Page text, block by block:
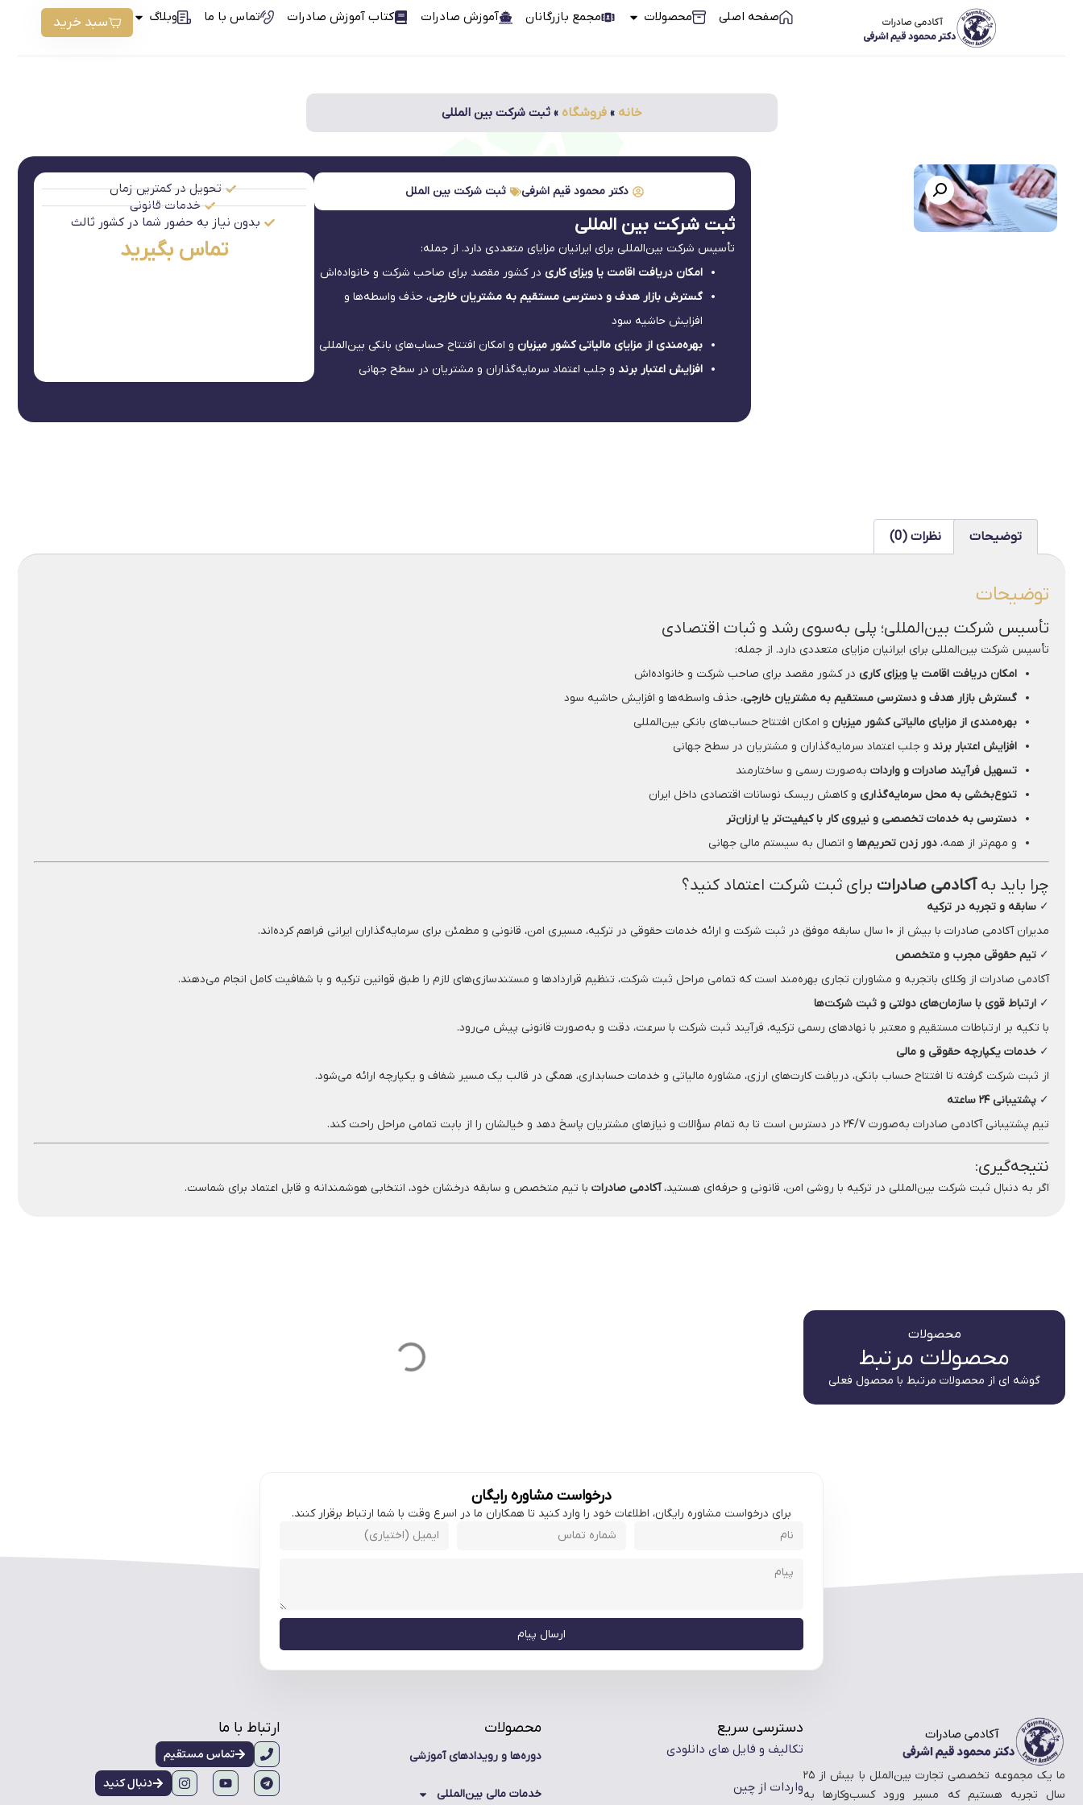
صفحه اصلی محصولات مجمع بازرگانان آموزش صادرات کتاب آموزش صادرات تماس با ما وبلاگ سبد خرید
خانه »فروشگاه »ثبت شرکت بین المللی
دکتر محمود قیم اشرفی ثبت شرکت بین الملل
ثبت شرکت بین المللی
تأسیس شرکت بین‌المللی برای ایرانیان مزایای متعددی دارد. از جمله:
امکان دریافت اقامت یا ویزای کاری در کشور مقصد برای صاحب شرکت و خانواده‌اش
گسترش بازار هدف و دسترسی مستقیم به مشتریان خارجی، حذف واسطه‌ها و
افزایش حاشیه سود
بهره‌مندی از مزایای مالیاتی کشور میزبان و امکان افتتاح حساب‌های بانکی بین‌المللی
افزایش اعتبار برند و جلب اعتماد سرمایه‌گذاران و مشتریان در سطح جهانی
تحویل در کمترین زمان
خدمات قانونی
بدون نیاز به حضور شما در کشور ثالث
تماس بگیرید
توضیحات نظرات (0)
توضیحات
تأسیس شرکت بین‌المللی؛ پلی به‌سوی رشد و ثبات اقتصادی
تأسیس شرکت بین‌المللی برای ایرانیان مزایای متعددی دارد. از جمله:
امکان دریافت اقامت یا ویزای کاری در کشور مقصد برای صاحب شرکت و خانواده‌اش
گسترش بازار هدف و دسترسی مستقیم به مشتریان خارجی، حذف واسطه‌ها و افزایش حاشیه سود
بهره‌مندی از مزایای مالیاتی کشور میزبان و امکان افتتاح حساب‌های بانکی بین‌المللی
افزایش اعتبار برند و جلب اعتماد سرمایه‌گذاران و مشتریان در سطح جهانی
تسهیل فرآیند صادرات و واردات به‌صورت رسمی و ساختارمند
تنوع‌بخشی به محل سرمایه‌گذاری و کاهش ریسک نوسانات اقتصادی داخل ایران
دسترسی به خدمات تخصصی و نیروی کار با کیفیت‌تر یا ارزان‌تر
و مهم‌تر از همه، دور زدن تحریم‌ها و اتصال به سیستم مالی جهانی
چرا باید بهآکادمی صادرات برای ثبت شرکت اعتماد کنید؟
✓ سابقه و تجربه در ترکیه
مدیران آکادمی صادرات با بیش از ۱۰ سال سابقه موفق در ثبت شرکت و ارائه خدمات حقوقی در ترکیه، مسیری امن، قانونی و مطمئن برای سرمایه‌گذاران ایرانی فراهم کرده‌اند.
✓ تیم حقوقی مجرب و متخصص
آکادمی صادرات از وکلای باتجربه و مشاوران تجاری بهره‌مند است که تمامی مراحل ثبت شرکت، تنظیم قراردادها و مستندسازی‌های لازم را طبق قوانین ترکیه و با شفافیت کامل انجام می‌دهند.
✓ ارتباط قوی با سازمان‌های دولتی و ثبت شرکت‌ها
با تکیه بر ارتباطات مستقیم و معتبر با نهادهای رسمی ترکیه، فرآیند ثبت شرکت با سرعت، دقت و به‌صورت قانونی پیش می‌رود.
✓ خدمات یکپارچه حقوقی و مالی
از ثبت شرکت گرفته تا افتتاح حساب بانکی، دریافت کارت‌های ارزی، مشاوره مالیاتی و خدمات حسابداری، همگی در قالب یک مسیر شفاف و یکپارچه ارائه می‌شود.
✓ پشتیبانی ۲۴ ساعته
تیم پشتیبانی آکادمی صادرات به‌صورت ۲۴/۷ در دسترس است تا به تمام سؤالات و نیازهای مشتریان پاسخ دهد و خیالشان را از بابت تمامی مراحل راحت کند.
نتیجه‌گیری:
اگر به دنبال ثبت شرکت بین‌المللی در ترکیه با روشی امن، قانونی و حرفه‌ای هستید،آکادمی صادرات با تیم متخصص و سابقه درخشان خود، انتخابی هوشمندانه و قابل اعتماد برای شماست.
محصولات
محصولات مرتبط
گوشه ای از محصولات مرتبط با محصول فعلی
درخواست مشاوره رایگان
برای درخواست مشاوره رایگان، اطلاعات خود را وارد کنید تا همکاران ما در اسرع وقت با شما ارتباط برقرار کنند.
ارسال پیام
ما یک مجموعه تخصصی تجارت بین‌الملل با بیش از ۲۵
سال تجربه هستیم که مسیر ورود کسب‌وکارها به
دسترسی سریع
تکالیف و فایل های دانلودی
واردات از چین
محصولات
دوره‌ها و رویدادهای آموزشی
خدمات مالی بین‌المللی
ارتباط با ما
تماس مستقیم
دنبال کنید